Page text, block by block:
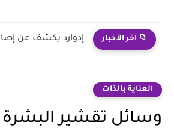
📁 آخر الأخبار
العناية بالذات
وسائل تقشير البشرة